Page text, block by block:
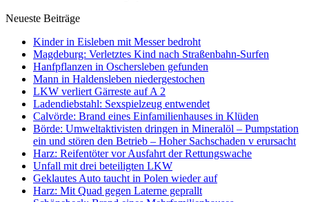
Neueste Beiträge
Kinder in Eisleben mit Messer bedroht
Magdeburg: Verletztes Kind nach Straßenbahn-Surfen
Hanfpflanzen in Oschersleben gefunden
Mann in Haldensleben niedergestochen
LKW verliert Gärreste auf A 2
Ladendiebstahl: Sexspielzeug entwendet
Calvörde: Brand eines Einfamilienhauses in Klüden
Börde: Umweltaktivisten dringen in Mineralöl – Pumpstation
ein und stören den Betrieb – Hoher Sachschaden v erursacht
Harz: Reifentöter vor Ausfahrt der Rettungswache
Unfall mit drei beteiligten LKW
Geklautes Auto taucht in Polen wieder auf
Harz: Mit Quad gegen Laterne geprallt